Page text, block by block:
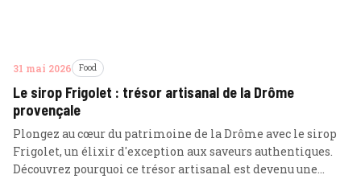
31 mai 2026 Food
Le sirop Frigolet : trésor artisanal de la Drôme
provençale
Plongez au cœur du patrimoine de la Drôme avec le sirop
Frigolet, un élixir d'exception aux saveurs authentiques.
Découvrez pourquoi ce trésor artisanal est devenu une